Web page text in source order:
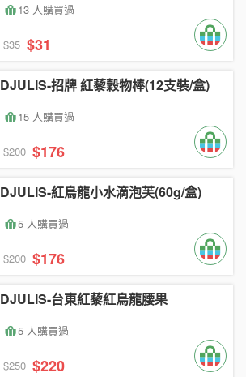
13 人購買過
$35 $31
DJULIS-招牌 紅藜穀物棒(12支裝/盒)
15 人購買過
$200 $176
DJULIS-紅烏龍小水滴泡芙(60g/盒)
5 人購買過
$200 $176
DJULIS-台東紅藜紅烏龍腰果
5 人購買過
$250 $220